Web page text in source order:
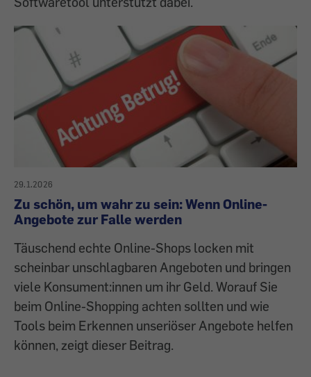
29.1.2026
Zu schön, um wahr zu sein: Wenn Online-
Angebote zur Falle werden
Täuschend echte Online-Shops locken mit
scheinbar unschlagbaren Angeboten und bringen
viele Konsument:innen um ihr Geld. Worauf Sie
beim Online-Shopping achten sollten und wie
Tools beim Erkennen unseriöser Angebote helfen
können, zeigt dieser Beitrag.